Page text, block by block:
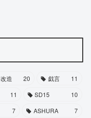
改造 20 戯言
11
11 SD15
10
7 ASHURA
7